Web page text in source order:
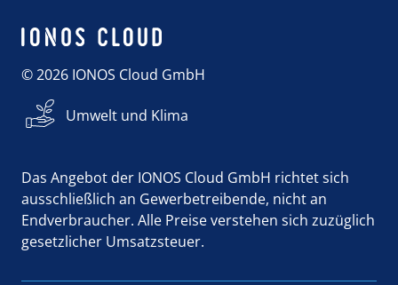
© 2026 IONOS Cloud GmbH
Umwelt und Klima
Das Angebot der IONOS Cloud GmbH richtet sich
ausschließlich an Gewerbetreibende, nicht an
Endverbraucher. Alle Preise verstehen sich zuzüglich
gesetzlicher Umsatzsteuer.